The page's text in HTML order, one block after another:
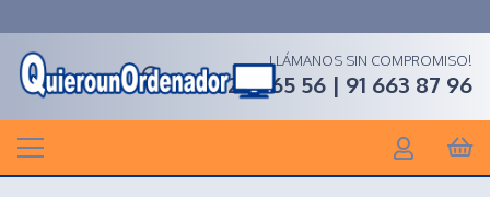
LLÁMANOS SIN COMPROMISO!
91 268 65 56 | 91 663 87 96